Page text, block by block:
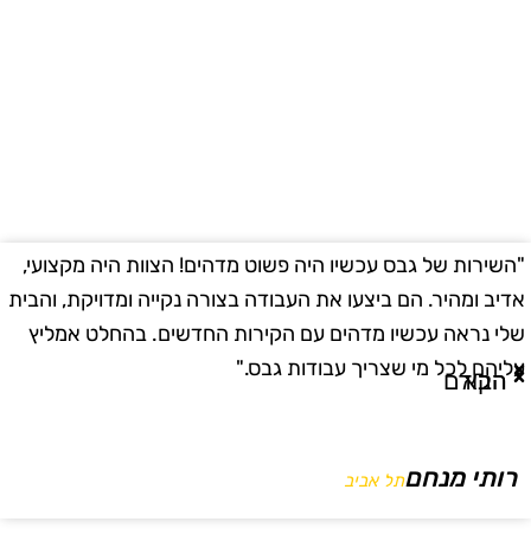
"השירות של גבס עכשיו היה פשוט מדהים! הצוות היה מקצועי,
אדיב ומהיר. הם ביצעו את העבודה בצורה נקייה ומדויקת, והבית
שלי נראה עכשיו מדהים עם הקירות החדשים. בהחלט אמליץ
עליהם לכל מי שצריך עבודות גבס."
רותי מנחםתל אביב
הקודם
הבא